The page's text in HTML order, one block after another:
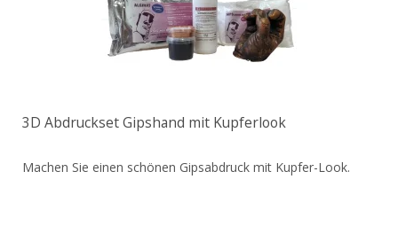
3D Abdruckset Gipshand mit Kupferlook
Machen Sie einen schönen Gipsabdruck mit Kupfer-Look.